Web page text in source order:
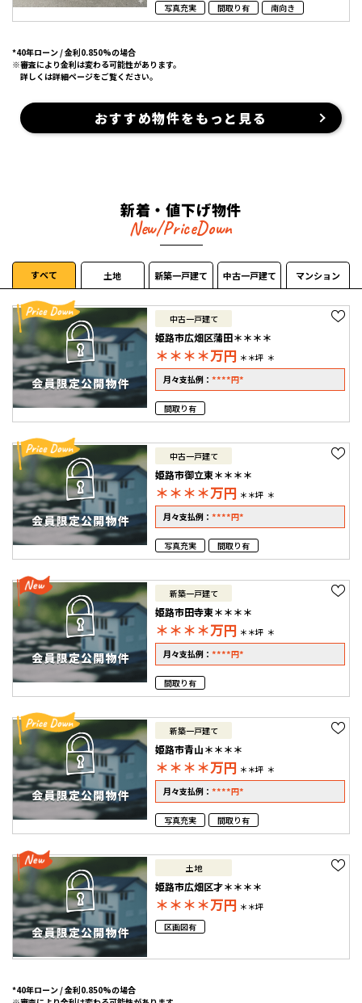
写真充実 間取り有 南向き
*40年ローン / 金利0.850%の場合
※審査により金利は変わる可能性があります。
詳しくは詳細ページをご覧ください。
おすすめ物件をもっと見る
新着・値下げ物件
New/PriceDown
すべて 土地 新築一戸建て 中古一戸建て マンション
中古一戸建て
姫路市広畑区蒲田＊＊＊＊
＊＊＊＊万円 ＊＊坪 ＊
月々支払例：****円*
間取り有
中古一戸建て
姫路市御立東＊＊＊＊
＊＊＊＊万円 ＊＊坪 ＊
月々支払例：****円*
写真充実 間取り有
新築一戸建て
姫路市田寺東＊＊＊＊
＊＊＊＊万円 ＊＊坪 ＊
月々支払例：****円*
間取り有
新築一戸建て
姫路市青山＊＊＊＊
＊＊＊＊万円 ＊＊坪 ＊
月々支払例：****円*
写真充実 間取り有
土地
姫路市広畑区才＊＊＊＊
＊＊＊＊万円 ＊＊坪
区画図有
*40年ローン / 金利0.850%の場合